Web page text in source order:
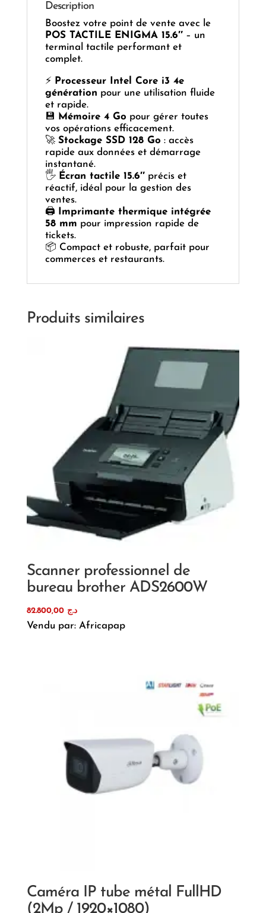
Imprimante
Description
Boostez votre point de vente avec le
POS TACTILE ENIGMA 15.6″– un
terminal tactile performant et
complet.
⚡
Processeur Intel Core i3 4e
génération pour une utilisation fluide
et rapide.
💾
Mémoire 4 Go pour gérer toutes
vos opérations efficacement.
🚀 Stockage SSD 128 Go : accès
rapide aux données et démarrage
instantané.
🖐 Écran tactile 15.6″précis et
réactif, idéal pour la gestion des
ventes.
🖨️
Imprimante thermique intégrée
58 mm pour impression rapide de
tickets.
📦 Compact et robuste, parfait pour
commerces et restaurants.
Produits similaires
Scanner professionnel de
bureau brother ADS2600W
د.ج 82.800,00
Vendu par: Africapap
Caméra IP tube métal FullHD
(2Mp / 1920×1080)